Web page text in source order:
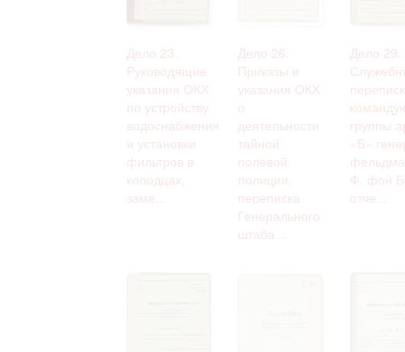
Дело 23.
Руководящие
указания ОКХ
по устройству
водоснабжения
и установки
фильтров в
колодцах,
заме...
Дело 26.
Приказы и
указания ОКХ
о
деятельности
тайной
полевой
полиции,
переписка
Генерального
штаба...
Дело 29.
группы
«Б»
Ф. фон
отче...